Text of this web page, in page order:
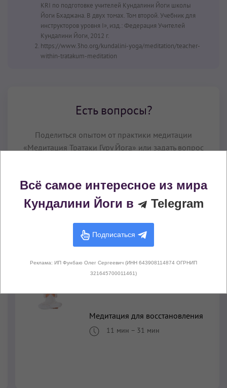
KRI по подготовке учителей Кундалини Йоги школы
Йоги Бхаджана. В двух томах. Том второй. Учебник для
инструкторов уровня I», изд.: Федерация Учителей
Кундалини Йоги, 2012 г.
https://www.3ho.org/kundalini-yoga/meditation/teacher-
within-tratakum-meditation
Есть вопросы?
Поделиться опытом от практики медитации
«Медитация Тратаки Гуру Йога» или задать вопрос
Обсудить в группе Telegram
Похожие Медитации
Медитация для восстановления
11 мин – 31 мин
Всё самое интересное из мира
Кундалини Йоги в
Telegram
Подписаться
Реклама: ИП Фунбаю Олег Сергеевич (ИНН 643908114874 ОГРНИП
321645700011461)